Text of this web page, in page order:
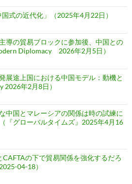
式の近代化」（2025年4月22日）
導の貿易ブロックに参加後、中国との
Diplomacy 2026年2月5日）
展途上国における中国モデル：動機と
年2月8日）
中国とマレーシアの関係は時の試練に
『グローバルタイムズ』2025年4月16
CAFTAの下で貿易関係を強化するだろ
04-18）